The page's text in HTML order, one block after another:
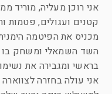
אני רוכן מעליה, מוריד
קטנים ועגולים, פטמות
מכניס את הפיטמה
השד השמאלי ומשחק בו
בראשי ומגבירה את
אני עולה בחזרה